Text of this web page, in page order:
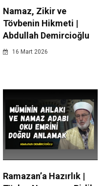
Namaz, Zikir ve
Tövbenin Hikmeti |
Abdullah Demircioğlu
16 Mart 2026
Ramazan’a Hazırlık |